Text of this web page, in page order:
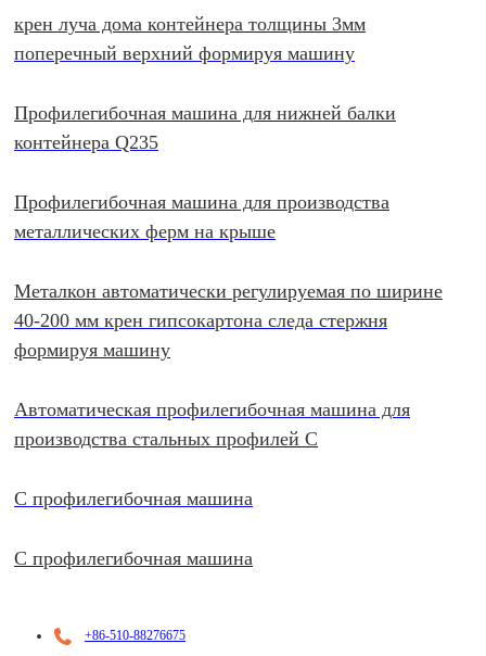
крен луча дома контейнера толщины 3мм
поперечный верхний формируя машину
Профилегибочная машина для нижней балки
контейнера Q235
Профилегибочная машина для производства
металлических ферм на крыше
Металкон автоматически регулируемая по ширине
40-200 мм крен гипсокартона следа стержня
формируя машину
Автоматическая профилегибочная машина для
производства стальных профилей C
C профилегибочная машина
C профилегибочная машина
+86-510-88276675